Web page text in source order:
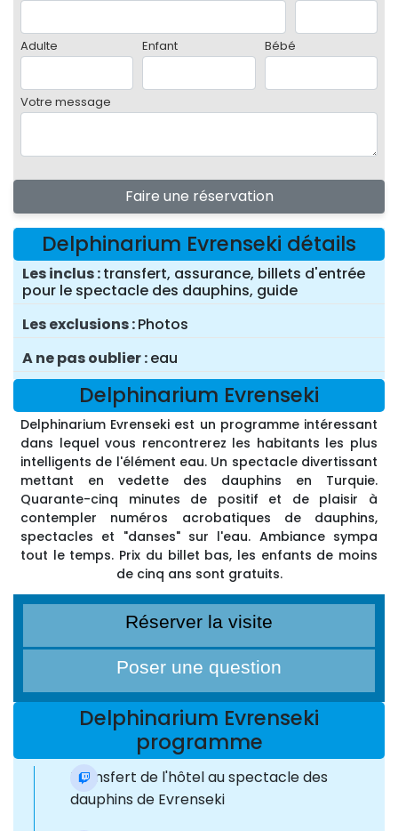
Adulte Enfant Bébé
Votre message
Faire une réservation
Delphinarium Evrenseki détails
Les inclus transfert, assurance, billets d'entrée
pour le spectacle des dauphins, guide
Les exclusions Photos
A ne pas oublier eau
Delphinarium Evrenseki
Delphinarium Evrenseki est un programme intéressant
dans lequel vous rencontrerez les habitants les plus
intelligents de l'élément eau. Un spectacle divertissant
mettant en vedette des dauphins en Turquie.
Quarante-cinq minutes de positif et de plaisir à
contempler numéros acrobatiques de dauphins,
spectacles et "danses" sur l'eau. Ambiance sympa
tout le temps. Prix du billet bas, les enfants de moins
de cinq ans sont gratuits.
Réserver la visite
Poser une question
Delphinarium Evrenseki
programme
Transfert de l'hôtel au spectacle des
dauphins de Evrenseki